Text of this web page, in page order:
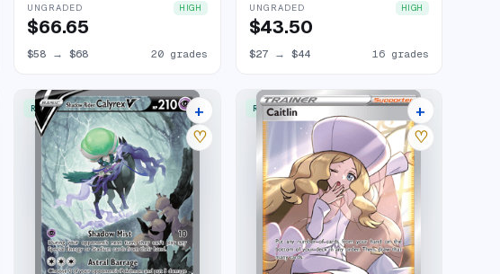
UNGRADED HIGH
$66.65
$58 →$68 20 grades
UNGRADED HIGH
$43.50
$27→ $44 16 grades
RARE ULTRA 16 listings
+
♡
RARE ULTRA 23 listings
+
♡